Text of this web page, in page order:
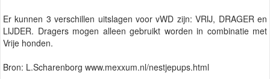
Er kunnen 3 verschillen uitslagen voor vWD zijn: VRIJ, DRAGER en
LIJDER. Dragers mogen alleen gebruikt worden in combinatie met
Vrije honden.
Bron: L.Scharenborg www.mexxum.nl/nestjepups.html